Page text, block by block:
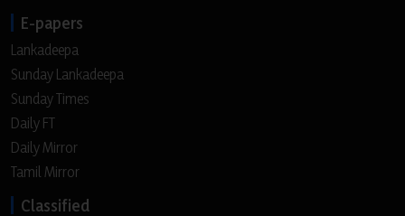
E-papers
Lankadeepa
Sunday Lankadeepa
Sunday Times
Daily FT
Daily Mirror
Tamil Mirror
Classified